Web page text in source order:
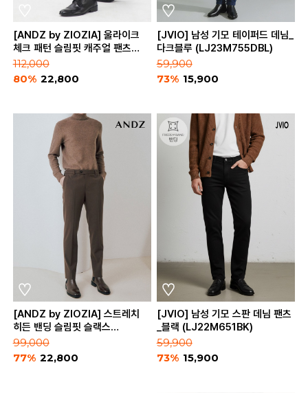
[ANDZ by ZIOZIA] 울라이크
체크 패턴 슬림핏 캐주얼 팬츠
(BZA3PP1152)
112,000
80% 22,800
[JVIO] 남성 기모 테이퍼드 데님_
다크블루 (LJ23M755DBL)
59,900
73% 15,900
[ANDZ by ZIOZIA] 스트레치
히든 밴딩 슬림핏 슬랙스
(BZA3PP1101)
99,000
77% 22,800
[JVIO] 남성 기모 스판 데님 팬츠
_블랙 (LJ22M651BK)
59,900
73% 15,900